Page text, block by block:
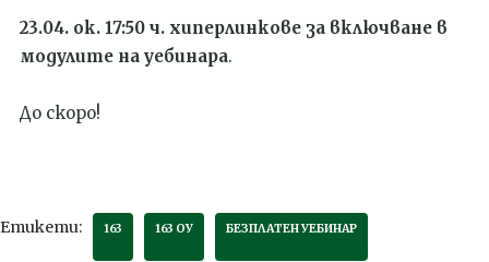
23.04. ок. 17:50 ч. хиперлинкове за включване в
модулите на уебинара.
До скоро!
Етикети: 163 163 ОУ БЕЗПЛАТЕН УЕБИНАР